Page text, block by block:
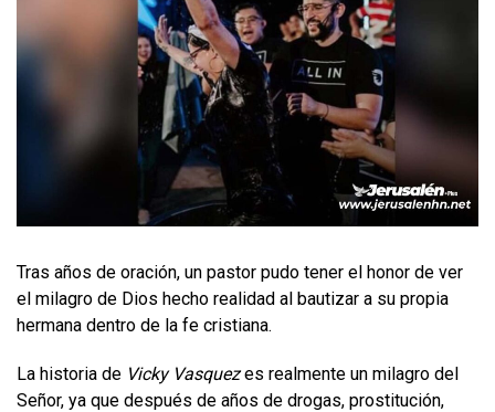
Tras años de oración, un pastor pudo tener el honor de ver
el milagro de Dios hecho realidad al bautizar a su propia
hermana dentro de la fe cristiana.
La historia de Vicky Vasquezes realmente un milagro del
Señor, ya que después de años de drogas, prostitución,